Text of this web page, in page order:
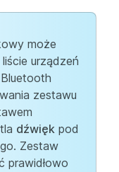
może
urządzeń
zestawu
dźwięk pod
Zestaw
prawidłowo